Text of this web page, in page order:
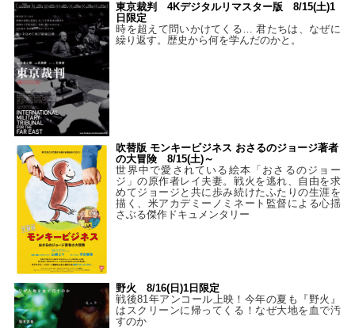
東京裁判 4Kデジタルリマスター版 8/15(土)1
日限定
時を超えて問いかけてくる… 君たちは、なぜに
繰り返す。歴史から何を学んだのかと。
吹替版 モンキービジネス おさるのジョージ著者
の大冒険 8/15(土)～
世界中で愛されている絵本「おさるのジョー
ジ」の原作者レイ夫妻。戦火を逃れ、自由を求
めてジョージと共に歩み続けたふたりの生涯を
描く、米アカデミーノミネート監督による心揺
さぶる傑作ドキュメンタリー
野火 8/16(日)1日限定
戦後81年アンコール上映！今年の夏も『野火』
はスクリーンに帰ってくる！なぜ大地を血で汚
すのか